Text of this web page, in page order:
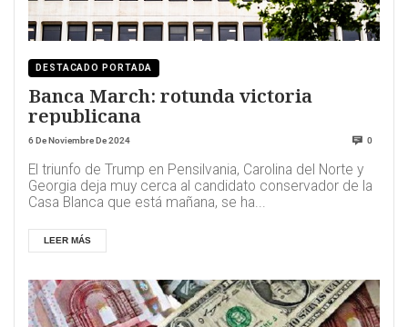
DESTACADO PORTADA
Banca March: rotunda victoria
republicana
6 De Noviembre De 2024 0
El triunfo de Trump en Pensilvania, Carolina del Norte y
Georgia deja muy cerca al candidato conservador de la
Casa Blanca que está mañana, se ha...
LEER MÁS